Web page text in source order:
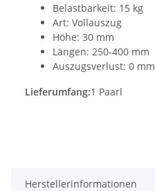
Belastbarkeit: 15 kg
Art: Vollauszug
Höhe: 30 mm
Längen: 250-400 mm
Auszugsverlust: 0 mm
Lieferumfang:1 Paarl
Herstellerinformationen